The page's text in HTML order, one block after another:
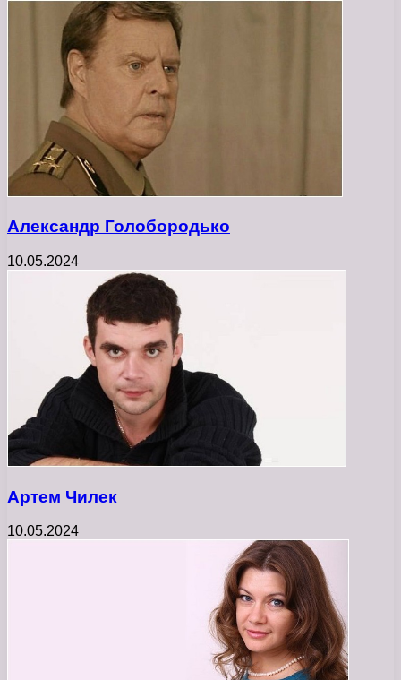
Александр Голобородько
10.05.2024
Артем Чилек
10.05.2024